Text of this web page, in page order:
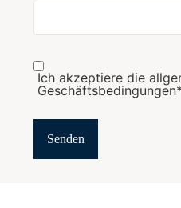
Ich akzeptiere die
Geschäftsbedingungen*